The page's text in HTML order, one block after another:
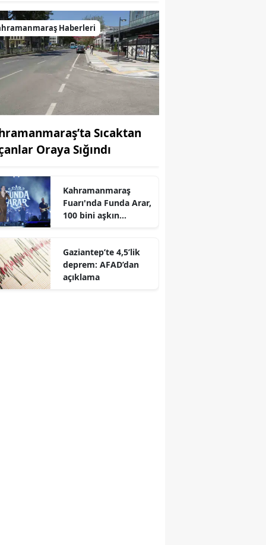
Haberleri
Sıcaktan
Oraya Sığındı
Kahramanmaraş
Fuarı'nda Funda Arar,
100 bini aşkın
Gaziantep’te 4,5’lik
deprem: AFAD’dan
açıklama